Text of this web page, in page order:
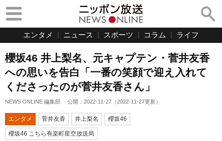
エンタメ ニュース スポーツ コラム ライフ
櫻坂46 井上梨名、元キャプテン・菅井友香
への思いを告白「一番の笑顔で迎え入れて
くださったのが菅井友香さん」
NEWS ONLINE 編集部 公開： 2022-11-27 （2022-11-27更新）
エンタメ 菅井友香 井上梨名 櫻坂46
櫻坂46 こちら有楽町星空放送局